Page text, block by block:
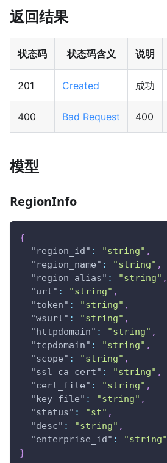
返回结果
状态码 状态码含义 说明
201 Created 成功
400 Bad Request 400
模型
RegionInfo
{
"region_id" : "string" ,
"region_name" : "string" ,
"region_alias" : "string" ,
"url" : "string" ,
"token" : "string" ,
"wsurl" : "string" ,
"httpdomain" : "string" ,
"tcpdomain" : "string" ,
"scope" : "string" ,
"ssl_ca_cert" : "string" ,
"cert_file" : "string" ,
"key_file" : "string" ,
"status" : "st" ,
"desc" : "string" ,
"enterprise_id" :
"string"
}